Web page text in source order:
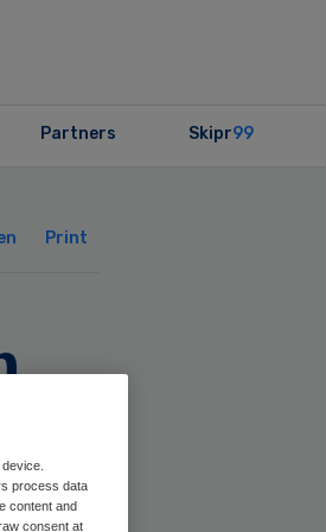
Partners Skipr99
Print
process data
content and
consent at